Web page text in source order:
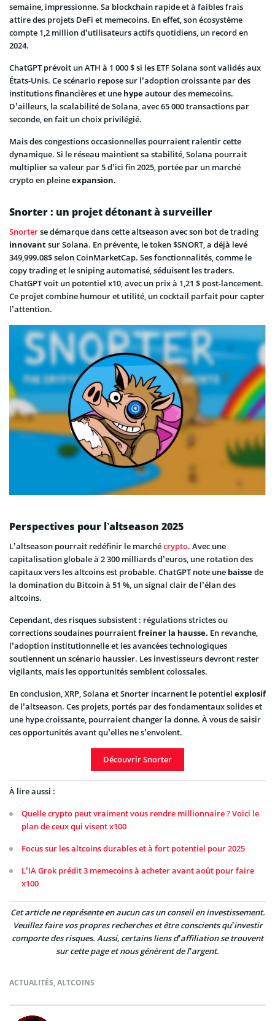
semaine, impressionne. Sa blockchain rapide et à faibles frais
attire des projets DeFi et memecoins. En effet, son écosystème
compte 1,2 million d’utilisateurs actifs quotidiens, un record en
2024.
ChatGPT prévoit un ATH à 1 000 $ si les ETF Solana sont validés aux
États-Unis. Ce scénario repose sur l’adoption croissante par des
institutions financières et une hypeautour des memecoins.
D’ailleurs, la scalabilité de Solana, avec 65 000 transactions par
seconde, en fait un choix privilégié.
Mais des congestions occasionnelles pourraient ralentir cette
dynamique. Si le réseau maintient sa stabilité, Solana pourrait
multiplier sa valeur par 5 d’ici fin 2025, portée par un marché
crypto en pleineexpansion.
Snorter : un projet détonant à surveiller
Snorterse démarque dans cette altseason avec son bot de trading
innovantsur Solana. En prévente, le token $SNORT, a déjà levé
349,999.08$ selon CoinMarketCap. Ses fonctionnalités, comme le
copy trading et le sniping automatisé, séduisent les traders.
ChatGPT voit un potentiel x10, avec un prix à 1,21 $ post-lancement.
Ce projet combine humour et utilité, un cocktail parfait pour capter
l’attention.
Perspectives pour l’altseason 2025
L’altseason pourrait redéfinir le marchécrypto. Avec une
capitalisation globale à 2 300 milliards d’euros, une rotation des
capitaux vers les altcoins est probable. ChatGPT note une baissede
la domination du Bitcoin à 51 %, un signal clair de l’élan des
altcoins.
Cependant, des risques subsistent : régulations strictes ou
corrections soudaines pourraientfreiner la hausse. En revanche,
l’adoption institutionnelle et les avancées technologiques
soutiennent un scénario haussier. Les investisseurs devront rester
vigilants, mais les opportunités semblent colossales.
En conclusion, XRP, Solana et Snorter incarnent le potentiel explosif
de l’altseason. Ces projets, portés par des fondamentaux solides et
une hype croissante, pourraient changer la donne. À vous de saisir
ces opportunités avant qu’elles ne s’envolent.
Découvrir Snorter
À lire aussi :
Quelle crypto peut vraiment vous rendre millionnaire ? Voici le
plan de ceux qui visent x100
Focus sur les altcoins durables et à fort potentiel pour 2025
L’IA Grok prédit 3 memecoins à acheter avant août pour faire
x100
Cet article ne représente en aucun cas un conseil en investissement.
Veuillez faire vos propres recherches et être conscients qu’investir
comporte des risques. Aussi, certains liens d’affiliation se trouvent
sur cette page et nous génèrent de l’argent.
ACTUALITÉS,ALTCOINS